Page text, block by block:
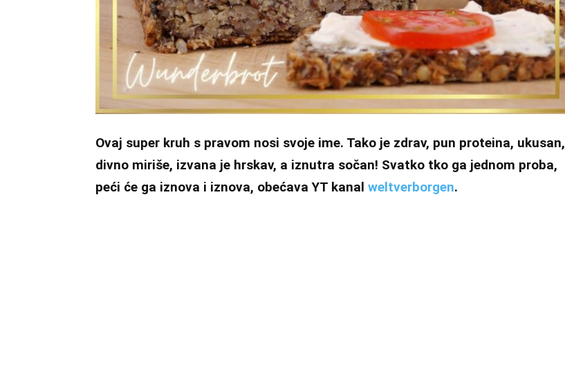
Ovaj super kruh s pravom nosi svoje ime. Tako je zdrav, pun proteina, ukusan,
divno miriše, izvana je hrskav, a iznutra sočan! Svatko tko ga jednom proba,
peći će ga iznova i iznova, obećava YT kanal weltverborgen.